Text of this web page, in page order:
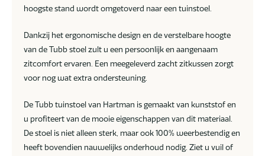
hoogste stand wordt omgetoverd naar een tuinstoel.
Dankzij het ergonomische design en de verstelbare hoogte
van de Tubb stoel zult u een persoonlijk en aangenaam
zitcomfort ervaren. Een meegeleverd zacht zitkussen zorgt
voor nog wat extra ondersteuning.
De Tubb tuinstoel van Hartman is gemaakt van kunststof en
u profiteert van de mooie eigenschappen van dit materiaal.
De stoel is niet alleen sterk, maar ook 100% weerbestendig en
heeft bovendien nauwelijks onderhoud nodig. Ziet u vuil of